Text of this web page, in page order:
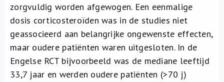
zorgvuldig worden afgewogen. Een eenmalige
dosis corticosteroïden was in de studies niet
geassocieerd aan belangrijke ongewenste effecten,
maar oudere patiënten waren uitgesloten. In de
Engelse RCT bijvoorbeeld was de mediane leeftijd
33,7 jaar en werden oudere patiënten (>70 j)